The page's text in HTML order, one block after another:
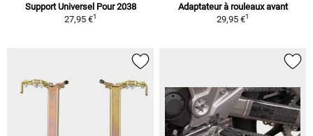
Support Universel Pour 2038
27,95 €1
Adaptateur à rouleaux avant
29,95 €1